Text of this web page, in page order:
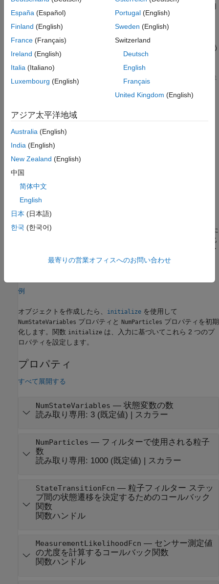
数の離散的な状態仮説を表します。すべての粒子のセットを使用
して、最終状態推定が決定されます。
粒子フィルターは、任意の非線形システム モデルに適用できま
す。プロセス ノイズと測定ノイズは、任意の非ガウス分布に従う
ことがあります。
粒子フィルターのワークフローと特定のパラメーターの設定の詳
粒子フィルターのパラメーター
作成
構文
pf = stateEstimatorPF
pf = stateEstimatorPF
ステムの状態推定を可能にするオブジェクトを作成します。
initialize
メソッドを使用して、既知の平均および共分散、また
は定義済みの範囲内に一様分布する粒子を使用して粒子を初期化
します。粒子フィルターのシステムおよび測定モデルをカスタマ
イズするには、StateTransitionFcnおよび
例
オブジェクトを作成したら、 initialize を使用して
NumStateVariables プロパティと NumParticles プロパティを初期
化します。関数 initialize は、入力に基づいてこれら 2 つのプ
ロパティを設定します。
プロパティ
すべて展開する
NumStateVariables — 状態変数の数
読み取り専用: 3(既定値) | スカラー
NumParticles — フィルターで使用される粒子
数
読み取り専用: 1000(既定値) | スカラー
StateTransitionFcn — 粒子フィルター ステッ
プ間の状態遷移を決定するためのコールバック
関数
関数ハンドル
MeasurementLikelihoodFcn — センサー測定値
の尤度を計算するコールバック関数
関数ハンドル
España (Español)
Finland (English)
France (Français)
Ireland (English)
Italia (Italiano)
Luxembourg (English)
Portugal(English)
Sweden (English)
Switzerland
Deutsch
English
Français
United Kingdom (English)
アジア太平洋地域
Australia (English)
India (English)
New Zealand (English)
中国
简体中文
English
日本 (日本語)
한국 (한국어)
最寄りの営業オフィスへのお問い合わせ